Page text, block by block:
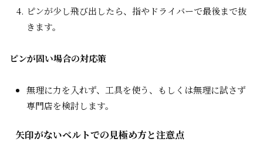
ピンが少し飛び出したら、指やドライバーで最後まで抜
きます。
ピンが固い場合の対応策
無理に力を入れず、工具を使う、もしくは無理に試さず
専門店を検討します。
矢印がないベルトでの見極め方と注意点